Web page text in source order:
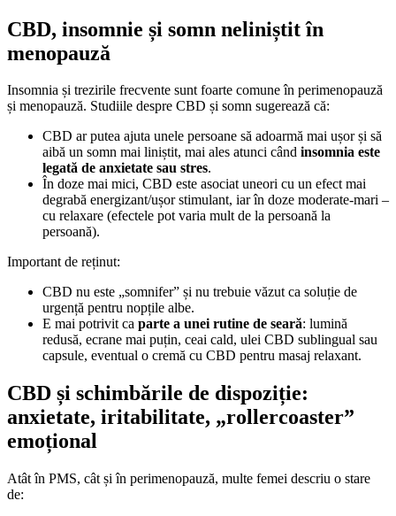
CBD, insomnie și somn neliniștit în
menopauză
Insomnia și trezirile frecvente sunt foarte comune în perimenopauză
și menopauză. Studiile despre CBD și somn sugerează că:
CBD ar putea ajuta unele persoane să adoarmă mai ușor și să
aibă un somn mai liniștit, mai ales atunci când insomnia este
legată de anxietate sau stres.
În doze mai mici, CBD este asociat uneori cu un efect mai
degrabă energizant/ușor stimulant, iar în doze moderate-mari –
cu relaxare (efectele pot varia mult de la persoană la
persoană).
Important de reținut:
CBD nu este „somnifer” și nu trebuie văzut ca soluție de
urgență pentru nopțile albe.
E mai potrivit ca parte a unei rutine de seară: lumină
redusă, ecrane mai puțin, ceai cald, ulei CBD sublingual sau
capsule, eventual o cremă cu CBD pentru masaj relaxant.
CBD și schimbările de dispoziție:
anxietate, iritabilitate, „rollercoaster”
emoțional
Atât în PMS, cât și în perimenopauză, multe femei descriu o stare
de: